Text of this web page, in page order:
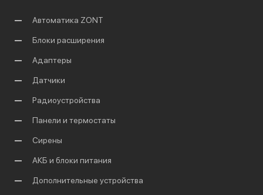
Автоматика ZONT
Блоки расширения
Адаптеры
Датчики
Радиоустройства
Панели и термостаты
Сирены
АКБ и блоки питания
Дополнительные устройства